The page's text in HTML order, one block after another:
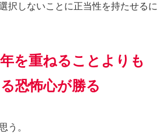
択しないことに正当性を持たせるに
を重ねることよりも
恐怖心が勝る
う。